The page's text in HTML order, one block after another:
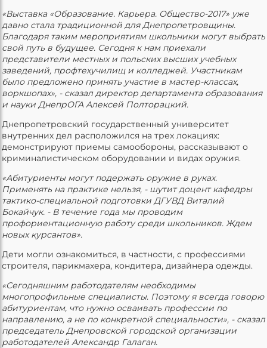
«Выставка «Образование. Карьера. Общество-2017» уже
давно стала традиционной для Днепропетровщины.
Благодаря таким мероприятиям школьники могут выбрать
свой путь в будущее. Сегодня к нам приехали
представители местных и польских высших учебных
заведений, профтехучилищ и колледжей. Участникам
было предложено принять участие в мастер-классах,
воркшопах», - сказал директор департамента образования
и науки ДнепрОГА Алексей Полторацкий.
Днепропетровский государственный университет
внутренних дел расположился на трех локациях:
демонстрируют приемы самообороны, рассказывают о
криминалистическом оборудовании и видах оружия.
«Абитуриенты могут подержать оружие в руках.
Применять на практике нельзя, - шутит доцент кафедры
тактико-специальной подготовки ДГУВД Виталий
Бокайчук. - В течение года мы проводим
профориентационную работу среди школьников. Ждем
новых курсантов».
Дети могли ознакомиться, в частности, с профессиями
строителя, парикмахера, кондитера, дизайнера одежды.
«Сегодняшним работодателям необходимы
многопрофильные специалисты. Поэтому я всегда говорю
абитуриентам, что нужно осваивать профессии по
направлению, а не по конкретной специальности», - сказал
председатель Днепровской городской организации
работодателей Александр Галаган.